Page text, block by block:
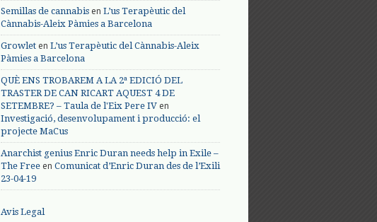
Semillas de cannabis en L’us Terapèutic del
Cànnabis-Aleix Pàmies a Barcelona
Growlet en L’us Terapèutic del Cànnabis-Aleix
Pàmies a Barcelona
QUÈ ENS TROBAREM A LA 2ª EDICIÓ DEL
TRASTER DE CAN RICART AQUEST 4 DE
SETEMBRE? – Taula de l'Eix Pere IV en
Investigació, desenvolupament i producció: el
projecte MaCus
Anarchist genius Enric Duran needs help in Exile –
The Free en Comunicat d’Enric Duran des de l’Exili
23-04-19
Avis Legal